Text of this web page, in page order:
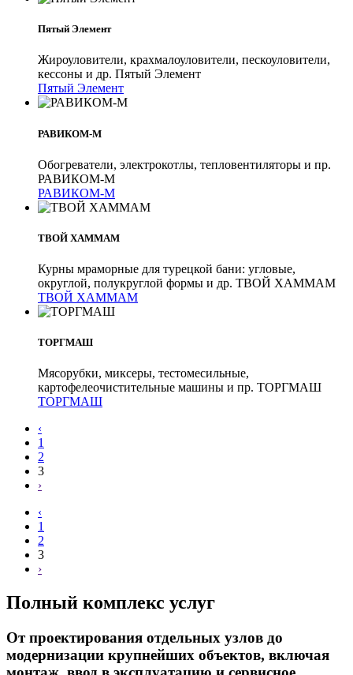
Пятый Элемент
Жироуловители, крахмалоуловители, пескоуловители,
кессоны и др. Пятый Элемент
Пятый Элемент
РАВИКОМ-М
Обогреватели, электрокотлы, тепловентиляторы и пр.
РАВИКОМ-М
РАВИКОМ-М
ТВОЙ ХАММАМ
Курны мраморные для турецкой бани: угловые,
округлой, полукруглой формы и др. ТВОЙ ХАММАМ
ТВОЙ ХАММАМ
ТОРГМАШ
Мясорубки, миксеры, тестомесильные,
картофелеочистительные машины и пр. ТОРГМАШ
ТОРГМАШ
‹
1
2
3
›
‹
1
2
3
›
Полный комплекс услуг
От проектирования отдельных узлов до
модернизации крупнейших объектов, включая